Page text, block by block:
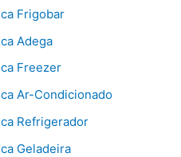
Frigobar
Adega
Freezer
Ar-Condicionado
Refrigerador
Geladeira